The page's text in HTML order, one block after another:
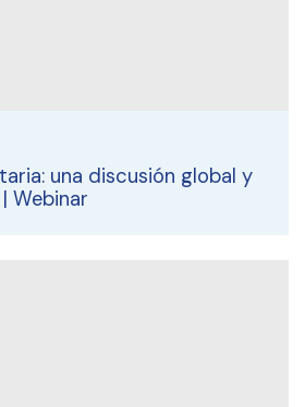
una discusión global y
Webinar